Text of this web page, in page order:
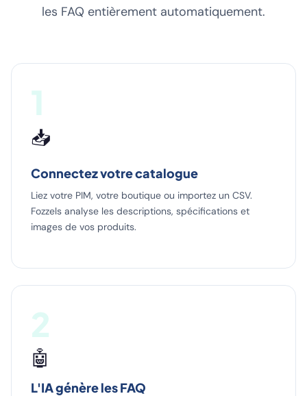
les FAQ entièrement automatiquement.
1
📥
Connectez votre catalogue
Liez votre PIM, votre boutique ou importez un CSV.
Fozzels analyse les descriptions, spécifications et
images de vos produits.
2
🤖
L'IA génère les FAQ